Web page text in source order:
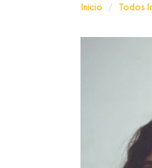
Inicio Todos